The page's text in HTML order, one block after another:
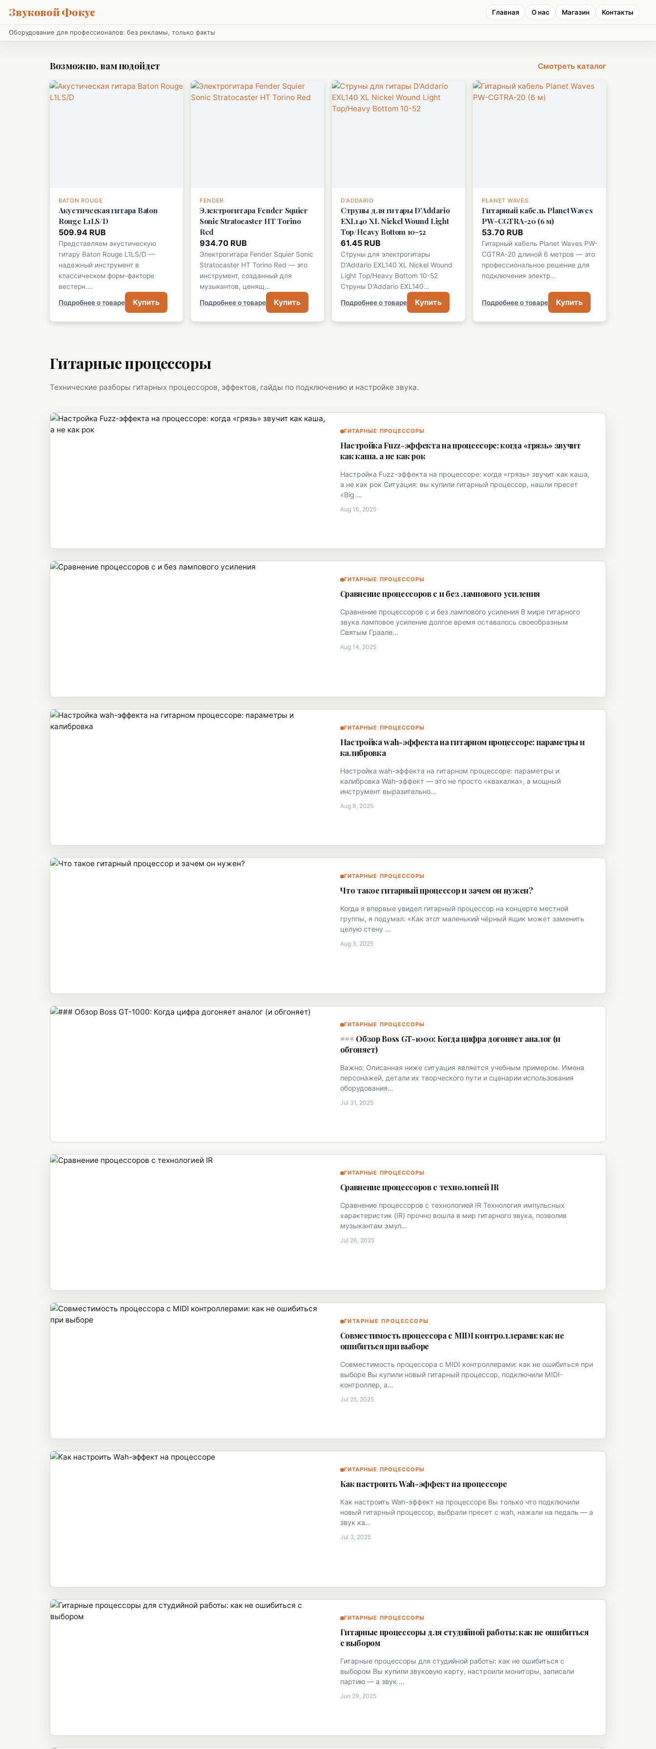
Звуковой Фокус Главная О нас Магазин Контакты
Оборудование для профессионалов: без рекламы, только факты
Возможно, вам подойдет Смотреть каталог
BATON ROUGE
Акустическая гитара Baton
Rouge L1LS/D
509.94 RUB
Представляем акустическую
гитару Baton Rouge L1LS/D —
надежный инструмент в
классическом форм-факторе
вестерн.…
Подробнее о товаре Купить
FENDER
Электрогитара Fender Squier
Sonic Stratocaster HT Torino
Red
934.70 RUB
Электрогитара Fender Squier Sonic
Stratocaster HT Torino Red — это
инструмент, созданный для
музыкантов, ценящ…
Подробнее о товаре Купить
D'ADDARIO
Струны для гитары D'Addario
EXL140 XL Nickel Wound Light
Top/Heavy Bottom 10-52
61.45 RUB
Струны для электрогитары
D'Addario EXL140 XL Nickel Wound
Light Top/Heavy Bottom 10-52
Струны D'Addario EXL140…
Подробнее о товаре Купить
PLANET WAVES
Гитарный кабель Planet Waves
PW-CGTRA-20 (6 м)
53.70 RUB
Гитарный кабель Planet Waves PW-
CGTRA-20 длиной 6 метров — это
профессиональное решение для
подключения электр…
Подробнее о товаре Купить
Гитарные процессоры
Технические разборы гитарных процессоров, эффектов, гайды по подключению и настройке звука.
ГИТАРНЫЕ ПРОЦЕССОРЫ
Настройка Fuzz-эффекта на процессоре: когда «грязь» звучит
как каша, а не как рок
Настройка Fuzz-эффекта на процессоре: когда «грязь» звучит как каша,
а не как рок Ситуация: вы купили гитарный процессор, нашли пресет
«Big …
Aug 16, 2025
ГИТАРНЫЕ ПРОЦЕССОРЫ
Сравнение процессоров с и без лампового усиления
Сравнение процессоров с и без лампового усиления В мире гитарного
звука ламповое усиление долгое время оставалось своеобразным
Святым Граале…
Aug 14, 2025
ГИТАРНЫЕ ПРОЦЕССОРЫ
Настройка wah-эффекта на гитарном процессоре: параметры и
калибровка
Настройка wah-эффекта на гитарном процессоре: параметры и
калибровка Wah-эффект — это не просто «квакалка», а мощный
инструмент выразительно…
Aug 9, 2025
ГИТАРНЫЕ ПРОЦЕССОРЫ
Что такое гитарный процессор и зачем он нужен?
Когда я впервые увидел гитарный процессор на концерте местной
группы, я подумал: «Как этот маленький чёрный ящик может заменить
целую стену …
Aug 3, 2025
ГИТАРНЫЕ ПРОЦЕССОРЫ
### Обзор Boss GT-1000: Когда цифра догоняет аналог (и
обгоняет)
Важно: Описанная ниже ситуация является учебным примером. Имена
персонажей, детали их творческого пути и сценарии использования
оборудования…
Jul 31, 2025
ГИТАРНЫЕ ПРОЦЕССОРЫ
Сравнение процессоров с технологией IR
Сравнение процессоров с технологией IR Технология импульсных
характеристик (IR) прочно вошла в мир гитарного звука, позволив
музыкантам эмул…
Jul 26, 2025
ГИТАРНЫЕ ПРОЦЕССОРЫ
Совместимость процессора с MIDI контроллерами: как не
ошибиться при выборе
Совместимость процессора с MIDI контроллерами: как не ошибиться при
выборе Вы купили новый гитарный процессор, подключили MIDI-
контроллер, а…
Jul 25, 2025
ГИТАРНЫЕ ПРОЦЕССОРЫ
Как настроить Wah-эффект на процессоре
Как настроить Wah-эффект на процессоре Вы только что подключили
новый гитарный процессор, выбрали пресет с wah, нажали на педаль — а
звук ка…
Jul 3, 2025
ГИТАРНЫЕ ПРОЦЕССОРЫ
Гитарные процессоры для студийной работы: как не ошибиться
с выбором
Гитарные процессоры для студийной работы: как не ошибиться с
выбором Вы купили звуковую карту, настроили мониторы, записали
партию — а звук …
Jun 29, 2025